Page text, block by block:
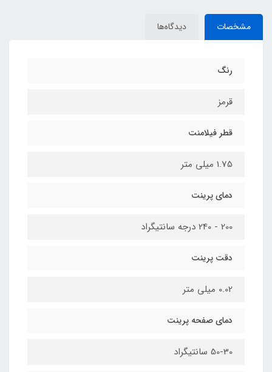
مشخصات دیدگاه‌ها
رنگ
قرمز
قطر فیلامنت
1.75 میلی متر
دمای پرینت
200 - 240 درجه سانتیگراد
دقت پرینت
0.02 میلی متر
دمای صفحه پرینت
50-30 سانتیگراد